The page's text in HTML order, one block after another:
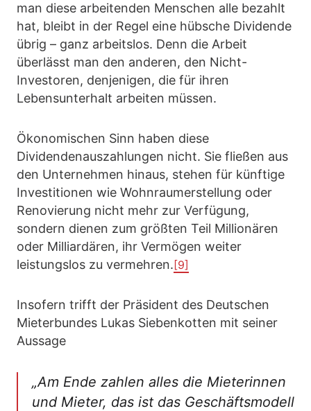
man diese arbeitenden Menschen alle bezahlt
hat, bleibt in der Regel eine hübsche Dividende
übrig – ganz arbeitslos. Denn die Arbeit
überlässt man den anderen, den Nicht-
Investoren, denjenigen, die für ihren
Lebensunterhalt arbeiten müssen.
Ökonomischen Sinn haben diese
Dividendenauszahlungen nicht. Sie fließen aus
den Unternehmen hinaus, stehen für künftige
Investitionen wie Wohnraumerstellung oder
Renovierung nicht mehr zur Verfügung,
sondern dienen zum größten Teil Millionären
oder Milliardären, ihr Vermögen weiter
leistungslos zu vermehren. [9]
Insofern trifft der Präsident des Deutschen
Mieterbundes Lukas Siebenkotten mit seiner
Aussage
„Am Ende zahlen alles die Mieterinnen
und Mieter, das ist das Geschäftsmodell